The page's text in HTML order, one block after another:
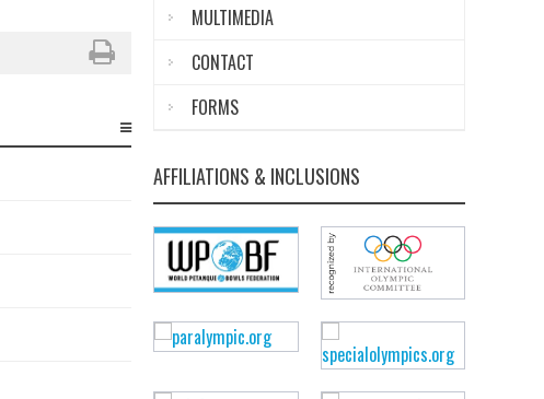
MULTIMEDIA
CONTACT
FORMS
AFFILIATIONS & INCLUSIONS